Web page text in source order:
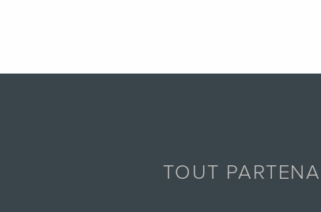
TOUT